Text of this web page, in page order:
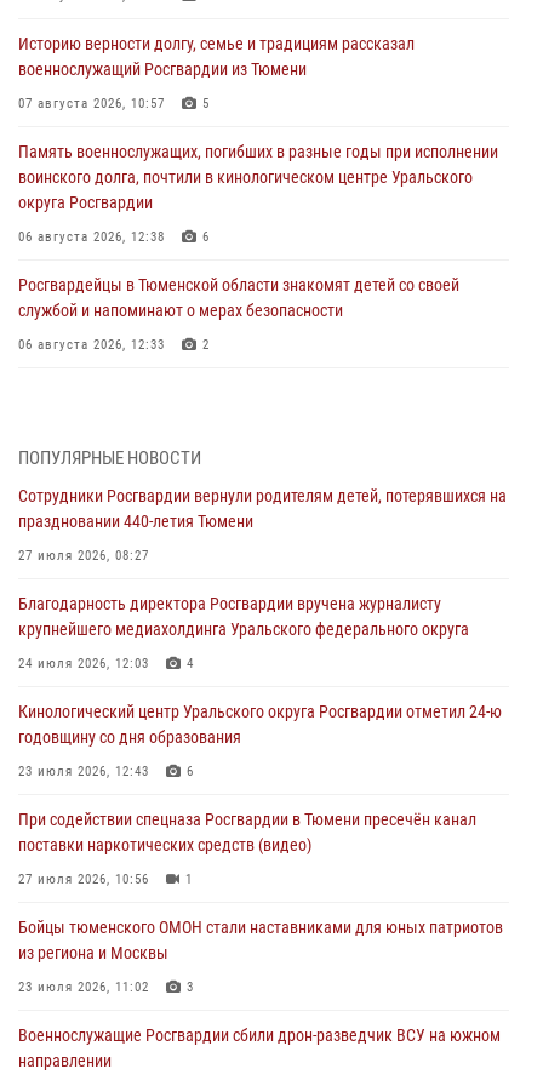
Историю верности долгу, семье и традициям рассказал
военнослужащий Росгвардии из Тюмени
07 августа 2026, 10:57 5
Память военнослужащих, погибших в разные годы при исполнении
воинского долга, почтили в кинологическом центре Уральского
округа Росгвардии
06 августа 2026, 12:38 6
Росгвардейцы в Тюменской области знакомят детей со своей
службой и напоминают о мерах безопасности
06 августа 2026, 12:33 2
06 августа 2026, 04:41 3
Росгвардейцы в Тюменской области почтили память генерала
армии Ивана Кирилловича Яковлева
05 августа 2026, 11:03
В Тюмени офицер Росгвардии в радиоэфире напомнил гражданам о
мерах безопасного владения оружием
05 августа 2026, 09:56
Военнослужащие Росгвардии сбили дрон-разведчик ВСУ на южном
направлении
05 августа 2026, 05:35
Стальной характер продемонстрировали росгвардейцы в ходе
масштабных спортивных событий на Урале
05 августа 2026, 05:22
ПОПУЛЯРНЫЕ НОВОСТИ
Сотрудники Росгвардии вернули родителям детей, потерявшихся на
праздновании 440-летия Тюмени
27 июля 2026, 08:27
Благодарность директора Росгвардии вручена журналисту
крупнейшего медиахолдинга Уральского федерального округа
24 июля 2026, 12:03 4
Кинологический центр Уральского округа Росгвардии отметил 24-ю
годовщину со дня образования
23 июля 2026, 12:43 6
При содействии спецназа Росгвардии в Тюмени пресечён канал
поставки наркотических средств (видео)
27 июля 2026, 10:56 1
Бойцы тюменского ОМОН стали наставниками для юных патриотов
из региона и Москвы
23 июля 2026, 11:02 3
Военнослужащие Росгвардии сбили дрон-разведчик ВСУ на южном
направлении